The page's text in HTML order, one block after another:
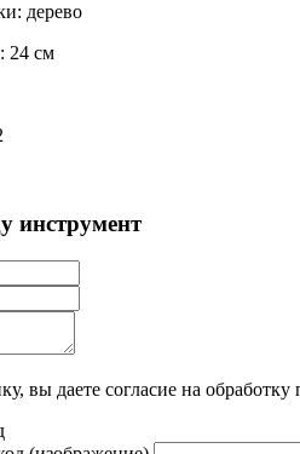
дерево
24 см
инструмент
вы даете согласие на